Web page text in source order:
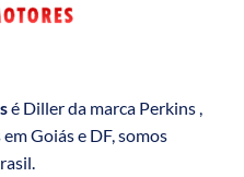
é Diller da marca Perkins ,
Goiás e DF, somos